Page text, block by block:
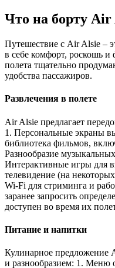
Что на борту Air
Путешествие с Air Alsie –
в себе комфорт, роскошь
полета тщательно
удобства пассажиров.
Развлечения в полете
Air Alsie предлагает
1. Персональные экраны
библиотека фильмов,
Разнообразие
Интерактивные игры для
телевидение (на
Wi-Fi для стриминга и
заранее запросить
доступен во время их
Питание и напитки
Кулинарное предложение
и разнообразием: 1. Меню